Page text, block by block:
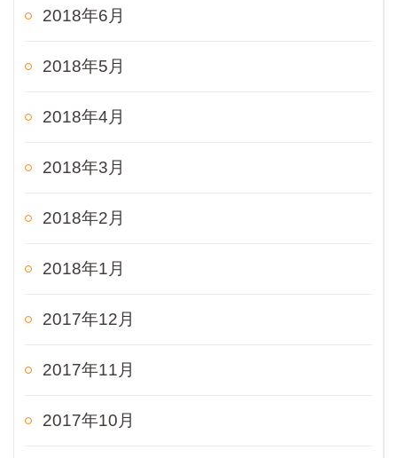
2018年6月
2018年5月
2018年4月
2018年3月
2018年2月
2018年1月
2017年12月
2017年11月
2017年10月